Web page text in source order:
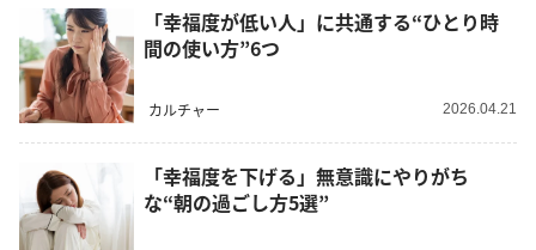
「幸福度が低い人」に共通する“ひとり時
間の使い方”6つ
カルチャー 2026.04.21
「幸福度を下げる」無意識にやりがち
な“朝の過ごし方5選”